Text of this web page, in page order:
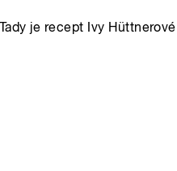
je recept Ivy Hüttnerové